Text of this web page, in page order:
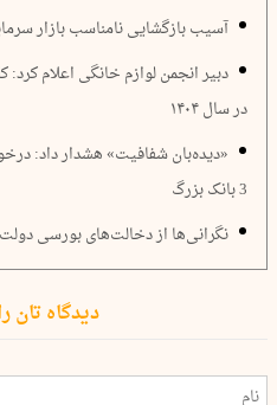
آسیب بازگشایی نامناسب بازار
در سال ۱۴۰۴
«دیده‌بان شفافیت» هشدار داد:
3 بانک بزرگ
نگرانی‌ها از دخالت‌های بورسی
دیدگاه تان